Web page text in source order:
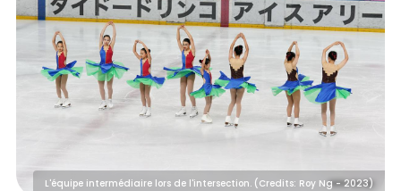
L'équipe intermédiaire lors de l'intersection. (Credits: Roy Ng - 2023)